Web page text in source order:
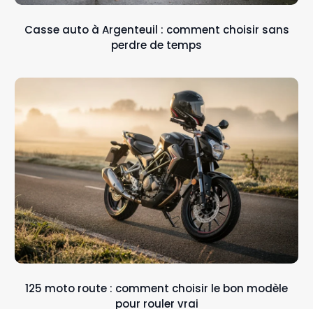
Casse auto à Argenteuil : comment choisir sans
perdre de temps
125 moto route : comment choisir le bon modèle
pour rouler vrai